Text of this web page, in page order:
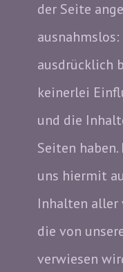
der Seite
ausdrücklich
keinerlei
und die
Seiten
uns hiermit
Inhalten aller
die von
verwiesen